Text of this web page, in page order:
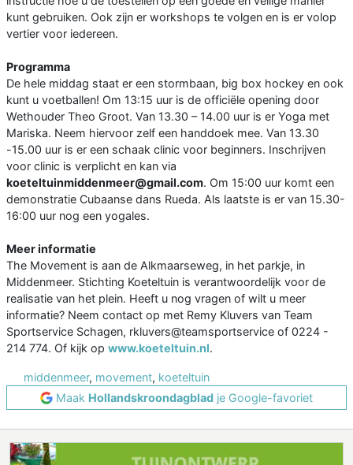
kunt gebruiken. Ook zijn er workshops te volgen en is er volop
vertier voor iedereen.
Programma
De hele middag staat er een stormbaan, big box hockey en ook
kunt u voetballen! Om 13:15 uur is de officiële opening door
Wethouder Theo Groot. Van 13.30 – 14.00 uur is er Yoga met
Mariska. Neem hiervoor zelf een handdoek mee. Van 13.30
-15.00 uur is er een schaak clinic voor beginners. Inschrijven
voor clinic is verplicht en kan via
koeteltuinmiddenmeer@gmail.com. Om 15:00 uur komt een
demonstratie Cubaanse dans Rueda. Als laatste is er van 15.30-
16:00 uur nog een yogales.
Meer informatie
The Movement is aan de Alkmaarseweg, in het parkje, in
Middenmeer. Stichting Koeteltuin is verantwoordelijk voor de
realisatie van het plein. Heeft u nog vragen of wilt u meer
informatie? Neem contact op met Remy Kluvers van Team
Sportservice Schagen, rkluvers@teamsportservice of 0224 -
214 774. Of kijk op www.koeteltuin.nl.
middenmeer, movement, koeteltuin
Maak Hollandskroondagblad je Google-favoriet